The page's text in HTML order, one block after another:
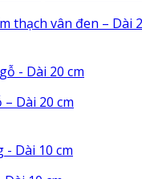
thạch vân đen – Dài
Dài 20 cm